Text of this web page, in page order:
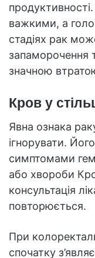
важкими, а
стадіях рак
значною
Кров у
Явна ознака
ігнорувати.
симптомами
або хвороби
консультація
повторюється.
При
спочатку